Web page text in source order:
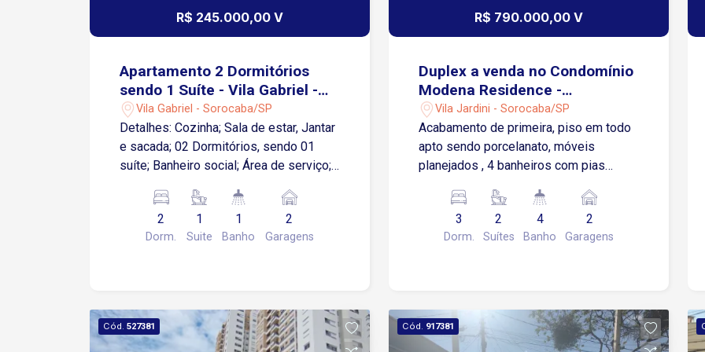
R$ 245.000,00 V
Apartamento 2 Dormitórios
sendo 1 Suíte - Vila Gabriel -
Sorocaba/SP
Vila Gabriel - Sorocaba/SP
Detalhes: Cozinha; Sala de estar, Jantar
e sacada; 02 Dormitórios, sendo 01
suíte; Banheiro social; Área de serviço;
coberta; Imóvel para locação em
excelente localização, bairro Vila
Gabriel, com fácil acesso às principais
SP-075, com ligação rápida à Rodovia
Castelo Branco. O Centro de Sorocaba
2
Dorm.
1
Suite
1
Banho
2
Garagens
R$ 790.000,00 V
Duplex a venda no Condomínio
Modena Residence -
Sorocaba/SP
Vila Jardini - Sorocaba/SP
Acabamento de primeira, piso em todo
apto sendo porcelanato, móveis
planejados , 4 banheiros com pias
3 dormitórios sendo 2 suítes Piso
superior 1 suíte e 1 dormitório e
banheiro social Piso inferior Hall de
cobertas Ar condicionado nas 2 suítes
e sala Apto será vendido com os
3
Dorm.
2
Suítes
4
Banho
2
Garagens
Cód. 527381 Cód. 917381